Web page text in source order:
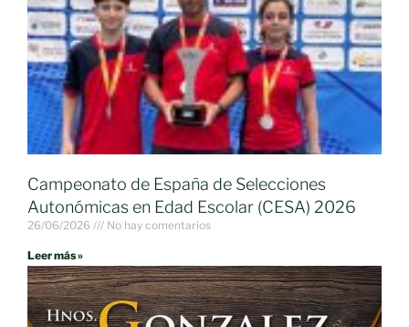
Campeonato de España de Selecciones
Autonómicas en Edad Escolar (CESA) 2026
26/06/2026 No hay comentarios
Leer más »